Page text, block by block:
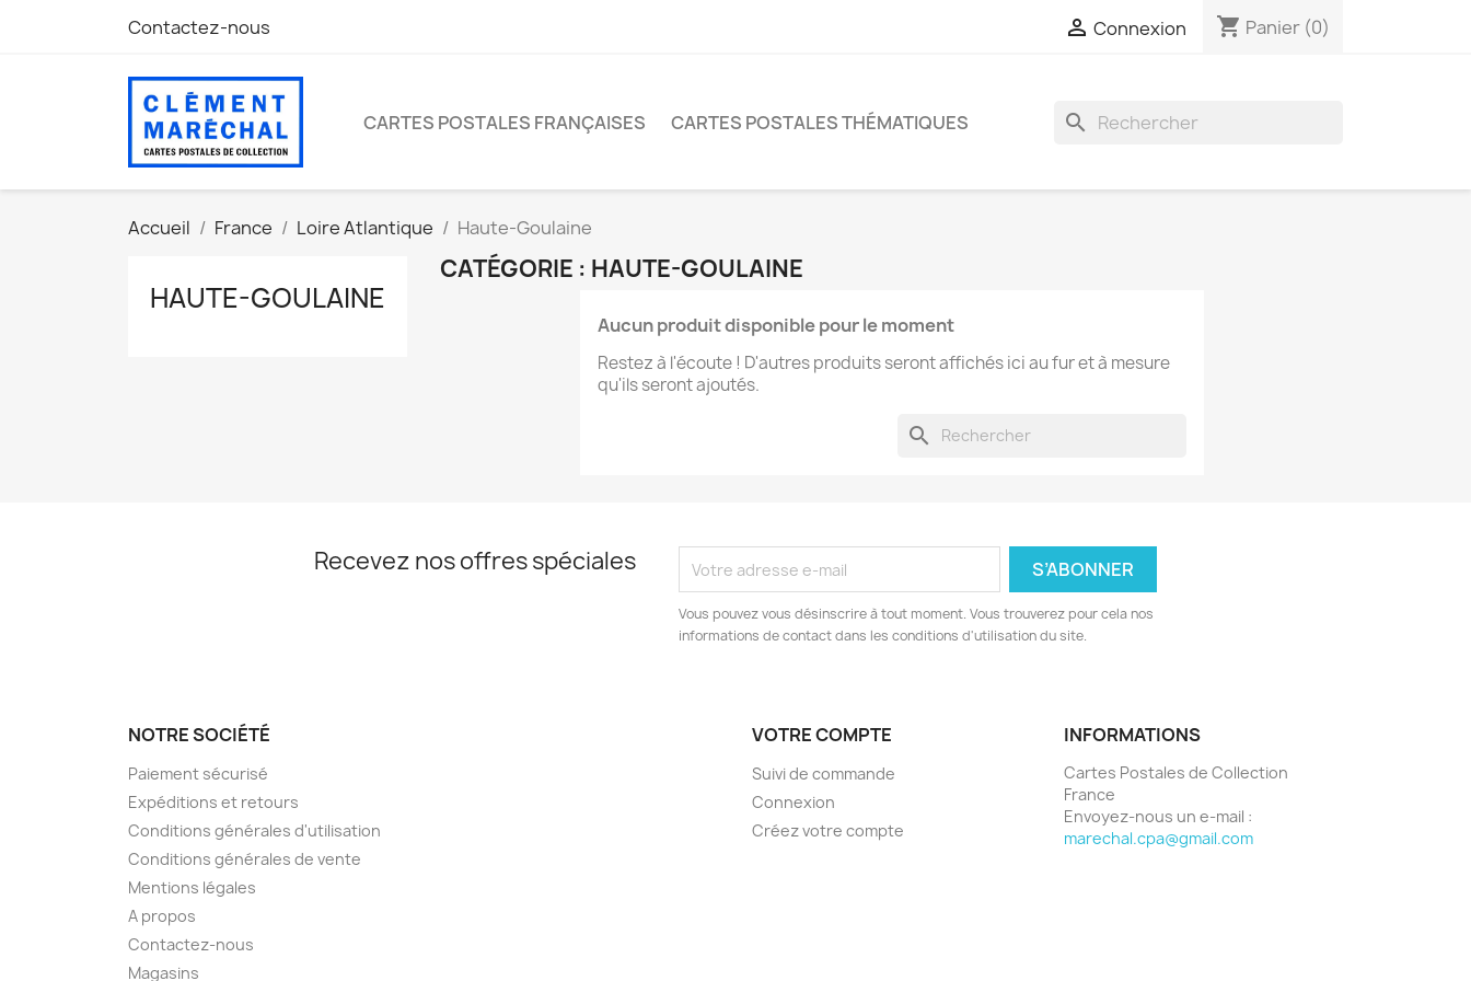
Contactez-nous  Connexion shopping_cart Panier (0)
CARTES POSTALES FRANÇAISES CARTES POSTALES THÉMATIQUES search
Accueil France Loire Atlantique Haute-Goulaine
HAUTE-GOULAINE
CATÉGORIE : HAUTE-GOULAINE
Aucun produit disponible pour le moment
Restez à l'écoute ! D'autres produits seront affichés ici au fur et à mesure
qu'ils seront ajoutés.
search
Recevez nos offres spéciales
Vous pouvez vous désinscrire à tout moment. Vous trouverez pour cela nos
informations de contact dans les conditions d'utilisation du site.
NOTRE SOCIÉTÉ
Paiement sécurisé
Expéditions et retours
Conditions générales d'utilisation
Conditions générales de vente
Mentions légales
A propos
Contactez-nous
Magasins
VOTRE COMPTE
Suivi de commande
Connexion
Créez votre compte
INFORMATIONS
Cartes Postales de Collection
France
Envoyez-nous un e-mail :
marechal.cpa@gmail.com